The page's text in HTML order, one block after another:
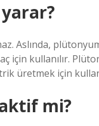
Aslında,
için kullanılır.
üretmek için
mi?